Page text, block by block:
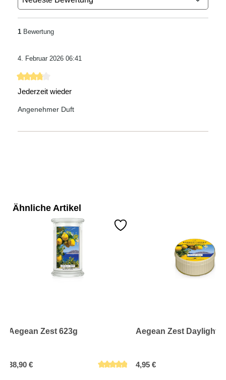
1 Bewertung
4. Februar 2026 06:41
Bewertung mit 4 von 5 Sternen
Jederzeit wieder
Angenehmer Duft
Ähnliche Artikel
Aegean Zest 623g
38,90 €
Aegean Zest Daylight
4,95 €